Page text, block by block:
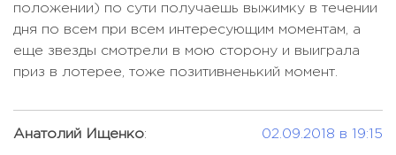
положении) по сути получаешь выжимку в течении
дня по всем при всем интересующим моментам, а
еще звезды смотрели в мою сторону и выиграла
приз в лотерее, тоже позитивненький момент.
Анатолий Ищенко: 02.09.2018 в 19:15